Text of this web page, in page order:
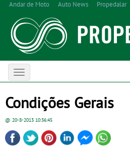
Andar de Moto Auto News Propedalar
Toggle
navigation
Condições Gerais
@ 20-8-2013 10:36:45